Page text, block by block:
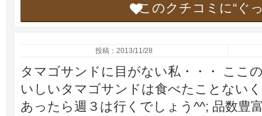
このクチコミに“ぐ
投稿：2013/11/28
タマゴサンドに目がない私・・・ ここ
いしいタマゴサンドは食べたことない
あったら週３は行くでしょう^^; 品数豊